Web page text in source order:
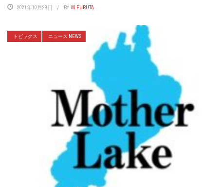
2021年10月29日 BY M.FURUTA
トピックス ニュース NEWS